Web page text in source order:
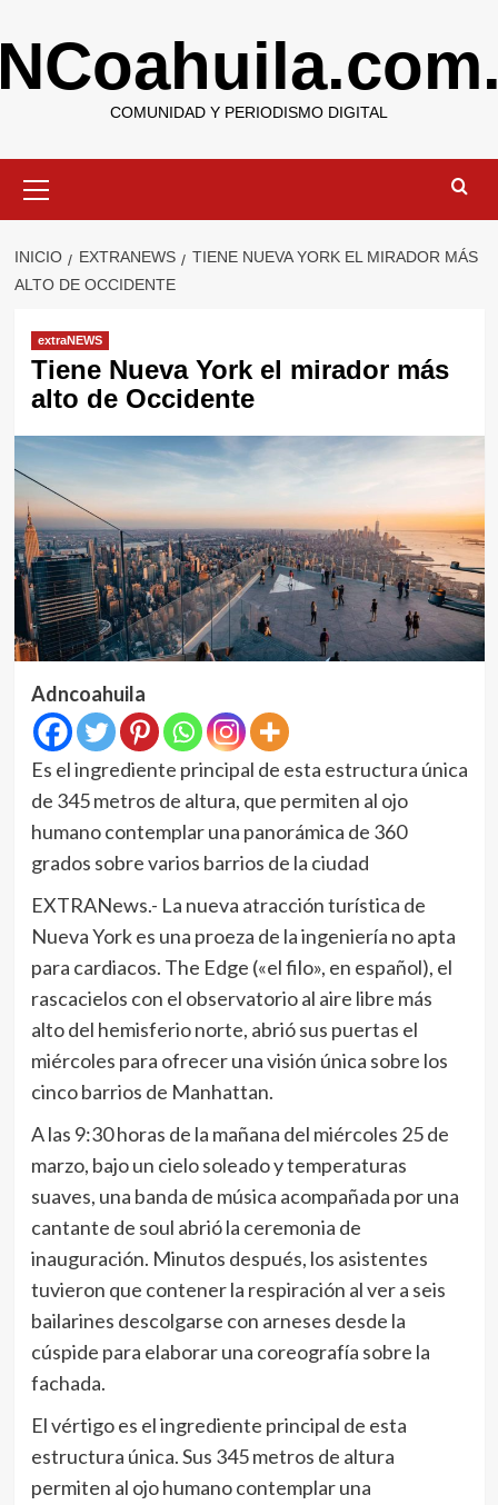
al
contenido
COMUNIDAD Y PERIODISMO DIGITAL
primario
INICIO EXTRANEWS
TIENE NUEVA YORK EL MIRADOR MÁS
ALTO DE OCCIDENTE
extraNEWS
Tiene Nueva York el mirador más
alto de Occidente
Adncoahuila
Es el ingrediente principal de esta estructura única
de 345 metros de altura, que permiten al ojo
humano contemplar una panorámica de 360
grados sobre varios barrios de la ciudad
EXTRANews.- La nueva atracción turística de
Nueva York es una proeza de la ingeniería no apta
para cardiacos. The Edge («el filo», en español), el
rascacielos con el observatorio al aire libre más
alto del hemisferio norte, abrió sus puertas el
miércoles para ofrecer una visión única sobre los
cinco barrios de Manhattan.
A las 9:30 horas de la mañana del miércoles 25 de
marzo, bajo un cielo soleado y temperaturas
suaves, una banda de música acompañada por una
cantante de soul abrió la ceremonia de
inauguración. Minutos después, los asistentes
tuvieron que contener la respiración al ver a seis
bailarines descolgarse con arneses desde la
cúspide para elaborar una coreografía sobre la
fachada.
El vértigo es el ingrediente principal de esta
estructura única. Sus 345 metros de altura
permiten al ojo humano contemplar una